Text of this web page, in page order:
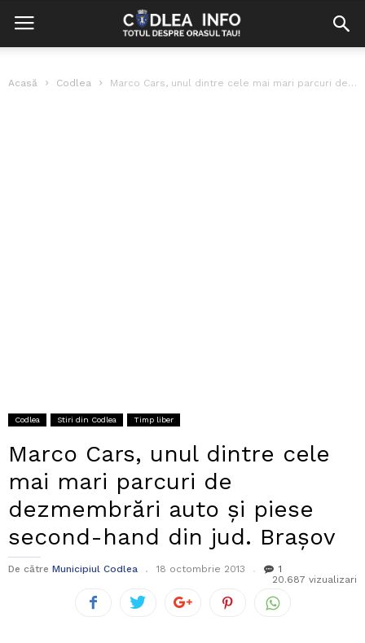
Acasă Codlea Marco Cars, unul dintre cele mai mari parcuri de dezmembrări auto și...
Codlea Stiri din Codlea Timp liber
Marco Cars, unul dintre cele
mai mari parcuri de
dezmembrări auto și piese
second-hand din jud. Brașov
De către Municipiul Codlea 18 octombrie 2013
1
20.687 vizualizari